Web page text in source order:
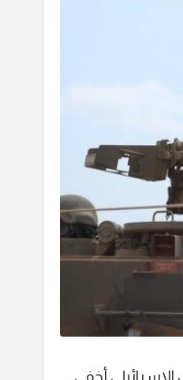
أخفى